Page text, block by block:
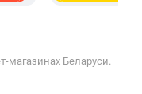
магазинах Беларуси.